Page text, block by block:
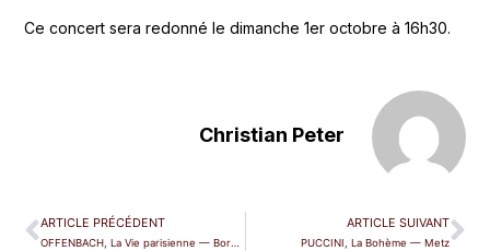
Ce concert sera redonné le dimanche 1er octobre à 16h30.
Christian Peter
ARTICLE PRÉCÉDENT ARTICLE SUIVANT
PUCCINI, La Bohème — Metz